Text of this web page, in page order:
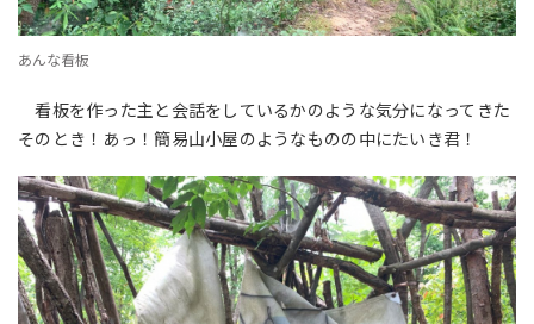
あんな看板
看板を作った主と会話をしているかのような気分になってきた
そのとき！あっ！簡易山小屋のようなものの中にたいき君！